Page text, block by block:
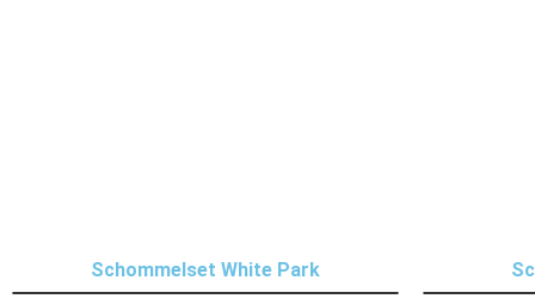
Schommelset White Park